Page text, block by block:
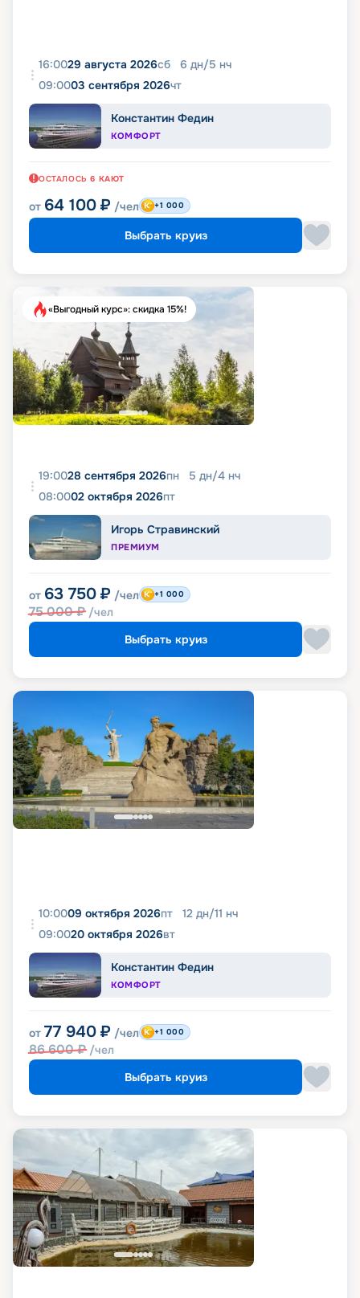
16:0029 августа 2026сб 6 дн/5 нч
09:0003 сентября 2026чт
Константин Федин
КОМФОРТ
ОСТАЛОСЬ 6 КАЮТ
от 64 100 ₽ /чел +1 000
Выбрать круиз
«Выгодный курс»: скидка 15%!
19:0028 сентября 2026пн 5 дн/4 нч
08:0002 октября 2026пт
Игорь Стравинский
ПРЕМИУМ
от 63 750 ₽ /чел
75 000₽ /чел
+1 000
Выбрать круиз
10:0009 октября 2026пт 12 дн/11 нч
09:0020 октября 2026вт
Константин Федин
КОМФОРТ
от 77 940 ₽ /чел
86 600₽ /чел
+1 000
Выбрать круиз